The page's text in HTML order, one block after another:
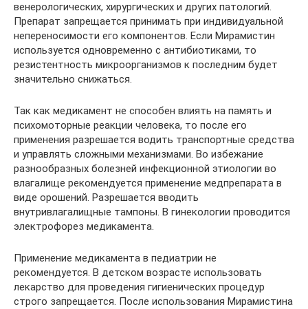
венерологических, хирургических и других патологий.
Препарат запрещается принимать при индивидуальной
непереносимости его компонентов. Если Мирамистин
используется одновременно с антибиотиками, то
резистентность микроорганизмов к последним будет
значительно снижаться.
Так как медикамент не способен влиять на память и
психомоторные реакции человека, то после его
применения разрешается водить транспортные средства
и управлять сложными механизмами. Во избежание
разнообразных болезней инфекционной этиологии во
влагалище рекомендуется применение медпрепарата в
виде орошений. Разрешается вводить
внутривлагалищные тампоны. В гинекологии проводится
электрофорез медикамента.
Применение медикамента в педиатрии не
рекомендуется. В детском возрасте использовать
лекарство для проведения гигиенических процедур
строго запрещается. После использования Мирамистина